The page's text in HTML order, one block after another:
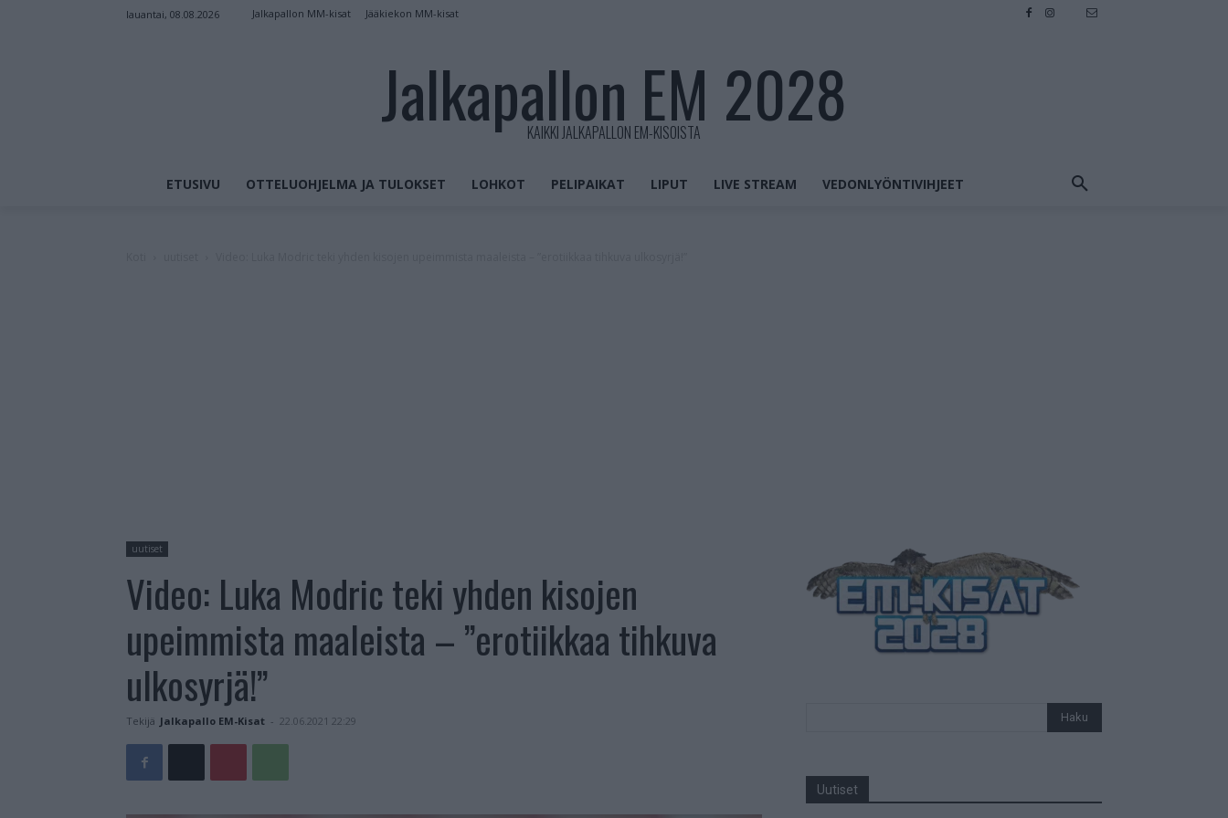
lauantai, 08.08.2026 Jalkapallon MM-kisat Jääkiekon MM-kisat
Jalkapallon EM 2028
KAIKKI JALKAPALLON EM-KISOISTA
ETUSIVU OTTELUOHJELMA JA TULOKSET LOHKOT PELIPAIKAT LIPUT LIVE STREAM VEDONLYÖNTIVIHJEET
uutiset
Video: Luka Modric teki yhden kisojen
upeimmista maaleista – ”erotiikkaa tihkuva
ulkosyrjä!”
Tekijä Jalkapallo EM-Kisat - 22.06.2021 22:29
Uutiset